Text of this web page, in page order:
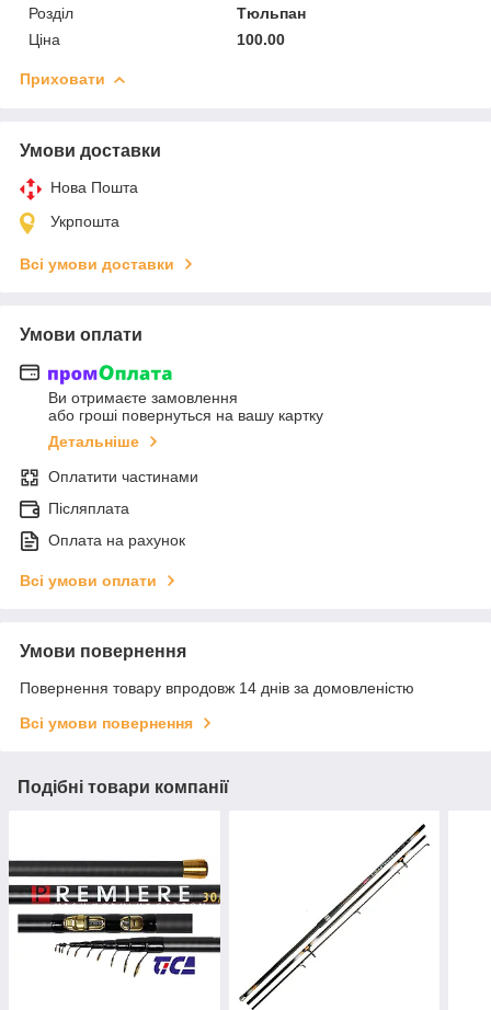
Розділ
Тюльпан
Ціна
100.00
Приховати
Умови доставки
Нова Пошта
Укрпошта
Всі умови доставки
Умови оплати
Ви отримаєте замовлення
або гроші повернуться на вашу картку
Детальніше
Оплатити частинами
Післяплата
Оплата на рахунок
Всі умови оплати
Умови повернення
Повернення товару впродовж 14 днів за домовленістю
Всі умови повернення
Подібні товари компанії